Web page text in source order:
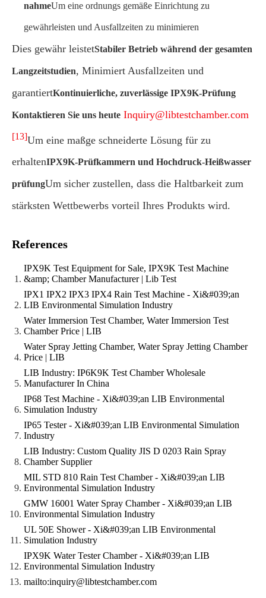
nahmeUm eine ordnungs gemäße Einrichtung zu
gewährleisten und Ausfallzeiten zu minimieren
Dies gewähr leistetStabiler Betrieb während der gesamten
Langzeitstudien, Minimiert Ausfallzeiten und
garantiertKontinuierliche, zuverlässige IPX9K-Prüfung
Kontaktieren Sie uns heute Inquiry@libtestchamber.com
[13]Um eine maßge schneiderte Lösung für zu
erhaltenIPX9K-Prüfkammern und Hochdruck-Heißwasser
prüfungUm sicher zustellen, dass die Haltbarkeit zum
stärksten Wettbewerbs vorteil Ihres Produkts wird.
References
IPX9K Test Equipment for Sale, IPX9K Test Machine
&amp; Chamber Manufacturer | Lib Test
IPX1 IPX2 IPX3 IPX4 Rain Test Machine - Xi&#039;an
LIB Environmental Simulation Industry
Water Immersion Test Chamber, Water Immersion Test
Chamber Price | LIB
Water Spray Jetting Chamber, Water Spray Jetting Chamber
Price | LIB
LIB Industry: IP6K9K Test Chamber Wholesale
Manufacturer In China
IP68 Test Machine - Xi&#039;an LIB Environmental
Simulation Industry
IP65 Tester - Xi&#039;an LIB Environmental Simulation
Industry
LIB Industry: Custom Quality JIS D 0203 Rain Spray
Chamber Supplier
MIL STD 810 Rain Test Chamber - Xi&#039;an LIB
Environmental Simulation Industry
GMW 16001 Water Spray Chamber - Xi&#039;an LIB
Environmental Simulation Industry
UL 50E Shower - Xi&#039;an LIB Environmental
Simulation Industry
IPX9K Water Tester Chamber - Xi&#039;an LIB
Environmental Simulation Industry
mailto:inquiry@libtestchamber.com